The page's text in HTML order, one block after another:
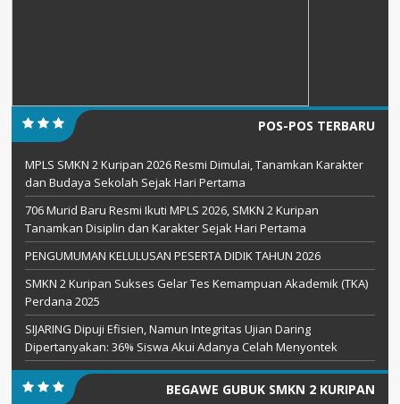
POS-POS TERBARU
MPLS SMKN 2 Kuripan 2026 Resmi Dimulai, Tanamkan Karakter
dan Budaya Sekolah Sejak Hari Pertama
706 Murid Baru Resmi Ikuti MPLS 2026, SMKN 2 Kuripan
Tanamkan Disiplin dan Karakter Sejak Hari Pertama
PENGUMUMAN KELULUSAN PESERTA DIDIK TAHUN 2026
SMKN 2 Kuripan Sukses Gelar Tes Kemampuan Akademik (TKA)
Perdana 2025
SIJARING Dipuji Efisien, Namun Integritas Ujian Daring
Dipertanyakan: 36% Siswa Akui Adanya Celah Menyontek
BEGAWE GUBUK SMKN 2 KURIPAN